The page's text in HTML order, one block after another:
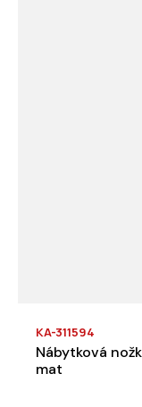
KA-311594
Nábytková
mat